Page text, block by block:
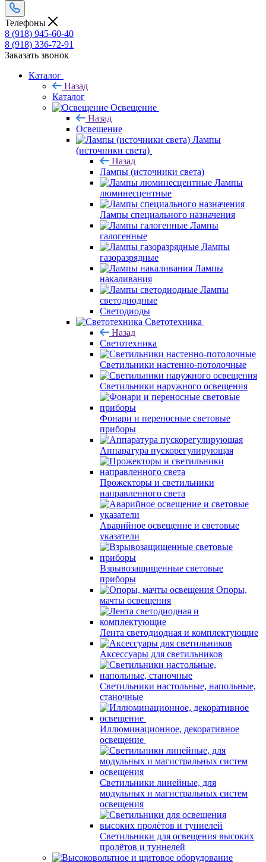
Телефоны
8 (918) 945-60-40
8 (918) 336-72-91
Заказать звонок
Каталог
Назад
Каталог
Освещение
Назад
Освещение
Лампы
(источники света)
Назад
Лампы (источники света)
Лампы
люминесцентные
Лампы специального назначения
Лампы
галогенные
Лампы
газоразрядные
Лампы
накаливания
Лампы
светодиодные
Светодиоды
Светотехника
Назад
Светотехника
Светильники настенно-потолочные
Светильники наружного освещения
Фонари и переносные световые
приборы
Аппаратура пускорегулирующая
Прожекторы и светильники
направленного света
Аварийное освещение и световые
указатели
Взрывозащищенные световые
приборы
Опоры,
мачты освещения
Лента светодиодная и комплектующие
Аксессуары для светильников
Светильники настольные, напольные,
станочные
Иллюминационное, декоративное
освещение
Светильники линейные, для
модульных и магистральных систем
освещения
Светильники для освещения высоких
пролётов и туннелей